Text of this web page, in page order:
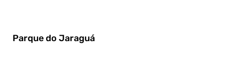
Parque do Jaraguá